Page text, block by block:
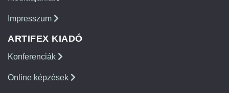
Impresszum
ARTIFEX KIADÓ
Konferenciák
Online képzések